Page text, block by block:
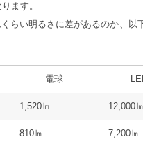
ます。
らい明るさに差があるのか、以
電球
1,520㏐ 12,000㏐
810㏐ 7,200㏐